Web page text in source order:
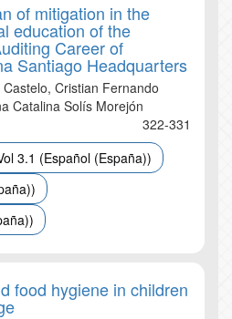
of mitigation in the
education of the
Career of
Santiago Headquarters
Cristian Fernando
Catalina Solís Morejón
322-331
3.1 (Español (España))
food hygiene in children